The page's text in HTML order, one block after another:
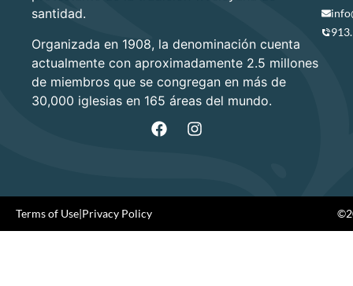
santidad.
Organizada en 1908, la denominación cuenta
actualmente con aproximadamente 2.5 millones
de miembros que se congregan en más de
30,000 iglesias en 165 áreas del mundo.
Terms of Use|Privacy Policy